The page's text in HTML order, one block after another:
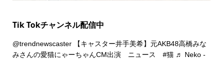
Tik Tokチャンネル配信中
@trendnewscaster【キャスター井手美希】元AKB48高橋みな
みさんの愛猫にゃーちゃんCM出演 ニュース #猫 ♬ Neko -